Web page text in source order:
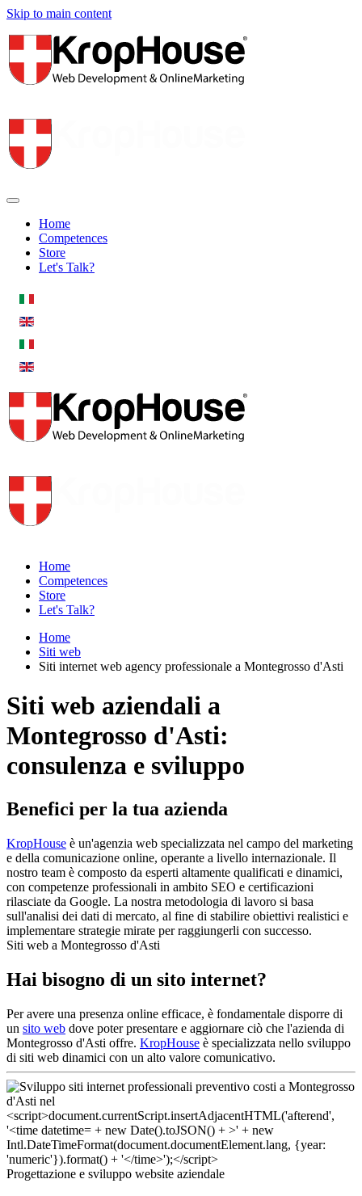
Skip to main content
Home
Competences
Store
Let's Talk?
Home
Competences
Store
Let's Talk?
Home
Siti web
Siti internet web agency professionale a Montegrosso d'Asti
Siti web aziendali a
Montegrosso d'Asti:
consulenza e sviluppo
Benefici per la tua azienda
KropHouse è un'agenzia web specializzata nel campo del marketing
e della comunicazione online, operante a livello internazionale. Il
nostro team è composto da esperti altamente qualificati e dinamici,
con competenze professionali in ambito SEO e certificazioni
rilasciate da Google. La nostra metodologia di lavoro si basa
sull'analisi dei dati di mercato, al fine di stabilire obiettivi realistici e
implementare strategie mirate per raggiungerli con successo.
Siti web a Montegrosso d'Asti
Hai bisogno di un sito internet?
Per avere una presenza online efficace, è fondamentale disporre di
un sito web dove poter presentare e aggiornare ciò che l'azienda di
Montegrosso d'Asti offre. KropHouse è specializzata nello sviluppo
di siti web dinamici con un alto valore comunicativo.
Progettazione e sviluppo website aziendale